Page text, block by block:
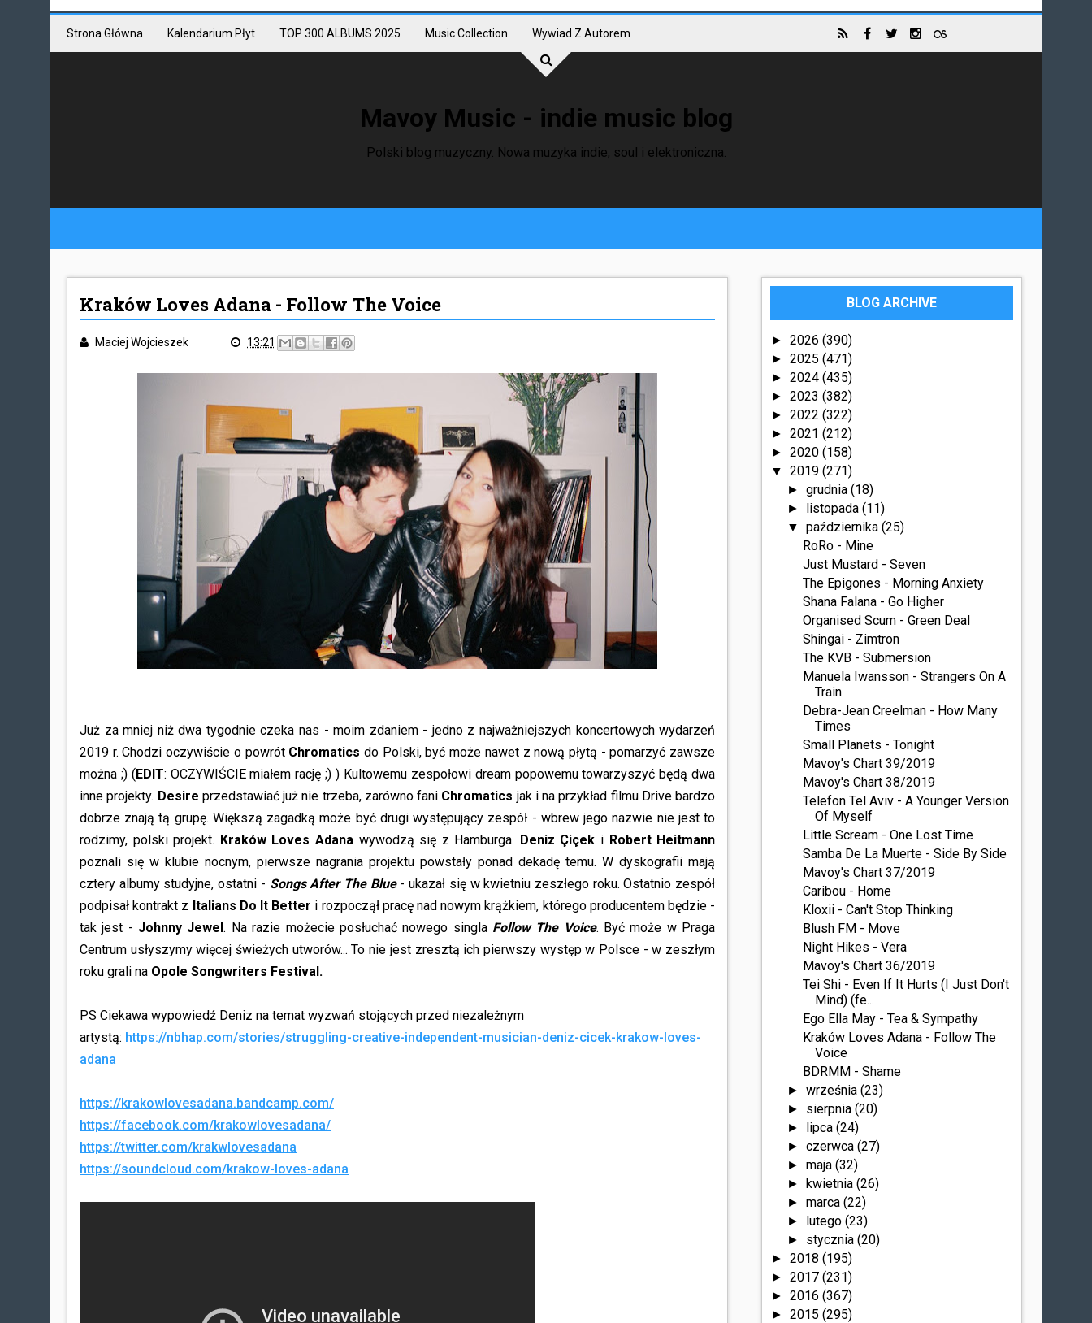
Strona Główna Kalendarium Płyt TOP 300 ALBUMS 2025 Music Collection Wywiad Z Autorem
Mavoy Music - indie music blog
Polski blog muzyczny. Nowa muzyka indie, soul i elektroniczna.
Kraków Loves Adana - Follow The Voice
Maciej Wojcieszek 13:21
Już za mniej niż dwa tygodnie czeka nas - moim zdaniem - jedno z najważniejszych koncertowych wydarzeń
2019 r. Chodzi oczywiście o powrót Chromaticsdo Polski, być może nawet z nową płytą - pomarzyć zawsze
można ;) (EDIT: OCZYWIŚCIE miałem rację ;) ) Kultowemu zespołowi dream popowemu towarzyszyć będą dwa
inne projekty. Desire przedstawiać już nie trzeba, zarówno fani Chromatics jak i na przykład filmu Drive bardzo
dobrze znają tą grupę. Większą zagadką może być drugi występujący zespół - wbrew jego nazwie nie jest to
rodzimy, polski projekt. Kraków Loves Adanawywodzą się z Hamburga. Deniz Çiçek i Robert Heitmann
poznali się w klubie nocnym, pierwsze nagrania projektu powstały ponad dekadę temu. W dyskografii mają
cztery albumy studyjne, ostatni - Songs After The Blue- ukazał się w kwietniu zeszłego roku. Ostatnio zespół
podpisał kontrakt z Italians Do It Better i rozpoczął pracę nad nowym krążkiem, którego producentem będzie -
tak jest - Johnny Jewel. Na razie możecie posłuchać nowego singlaFollow The Voice. Być może w Praga
Centrum usłyszymy więcej świeżych utworów... To nie jest zresztą ich pierwszy występ w Polsce - w zeszłym
roku grali na Opole Songwriters Festival.
PS Ciekawa wypowiedź Deniz na temat wyzwań stojących przed niezależnym
artystą: https://nbhap.com/stories/struggling-creative-independent-musician-deniz-cicek-krakow-loves-
adana
https://krakowlovesadana.bandcamp.com/
https://facebook.com/krakowlovesadana/
https://twitter.com/krakwlovesadana
https://soundcloud.com/krakow-loves-adana
BLOG ARCHIVE
►2026(390)
►2025(471)
►2024(435)
►2023(382)
►2022(322)
►2021(212)
►2020(158)
▼2019(271)
► grudnia (18)
► listopada (11)
▼ października (25)
RoRo - Mine
Just Mustard - Seven
The Epigones - Morning Anxiety
Shana Falana - Go Higher
Organised Scum - Green Deal
Shingai - Zimtron
The KVB - Submersion
Manuela Iwansson - Strangers On A
Train
Debra-Jean Creelman - How Many
Times
Small Planets - Tonight
Mavoy's Chart 39/2019
Mavoy's Chart 38/2019
Telefon Tel Aviv - A Younger Version
Of Myself
Little Scream - One Lost Time
Samba De La Muerte - Side By Side
Mavoy's Chart 37/2019
Caribou - Home
Kloxii - Can't Stop Thinking
Blush FM - Move
Night Hikes - Vera
Mavoy's Chart 36/2019
Tei Shi - Even If It Hurts (I Just Don't
Mind) (fe...
Ego Ella May - Tea & Sympathy
Kraków Loves Adana - Follow The
Voice
BDRMM - Shame
► września (23)
► sierpnia (20)
► lipca (24)
► czerwca (27)
► maja (32)
► kwietnia (26)
► marca (22)
► lutego (23)
► stycznia (20)
►2018(195)
►2017(231)
►2016(367)
►2015(295)